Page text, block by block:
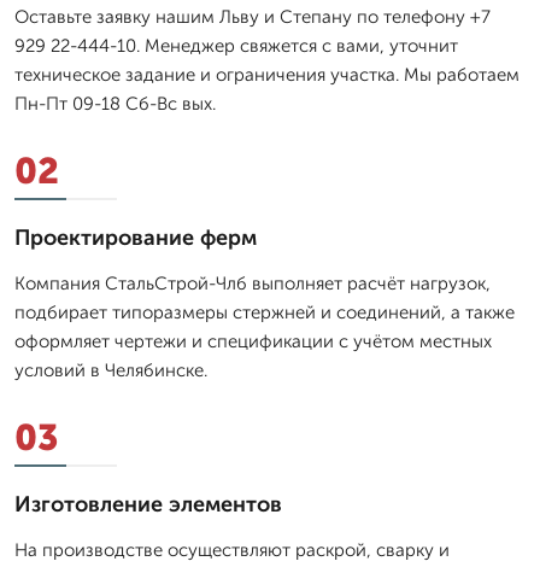
Оставьте заявку нашим Льву и Степану по телефону +7
929 22-444-10. Менеджер свяжется с вами, уточнит
техническое задание и ограничения участка. Мы работаем
Пн-Пт 09-18 Сб-Вс вых.
02
Проектирование ферм
Компания СтальСтрой-Члб выполняет расчёт нагрузок,
подбирает типоразмеры стержней и соединений, а также
оформляет чертежи и спецификации с учётом местных
условий в Челябинске.
03
Изготовление элементов
На производстве осуществляют раскрой, сварку и